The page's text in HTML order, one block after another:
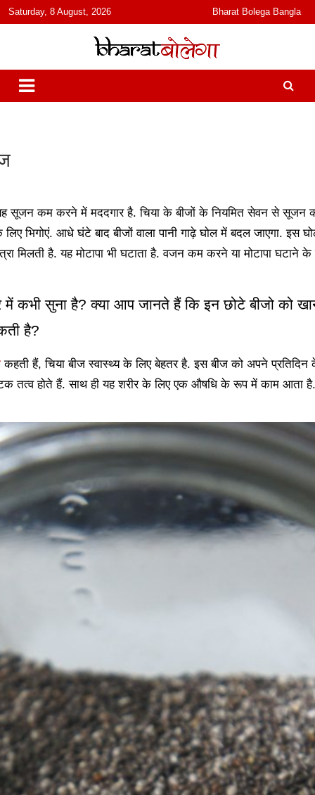
content
Saturday, 8 August, 2026 Bharat Bolega Bangla
भारत बोलेगा
हिंदी में समाचार, विचार, ऑडियो, वीडियो और फ़ीचर. भारत बोलेगा हिंदी न्यूज़ वेबसाइट
India: News, Views, Info, Trends & Podcast I जानकारी भी समझदारी भी
और पॉडकास्ट
कम करने में मददगार है. चिया के बीजों के नियमित सेवन से सूजन की
भिगोएं. आधे घंटे बाद बीजों वाला पानी गाढ़े घोल में बदल जाएगा. इस
मिलती है. यह मोटापा भी घटाता है. वजन कम करने या मोटापा घटाने
में कभी सुना है? क्या आप जानते हैं कि इन छोटे बीजो को
है?
कहती हैं, चिया बीज स्वास्थ्य के लिए बेहतर है. इस बीज को अपने
तत्व होते हैं. साथ ही यह शरीर के लिए एक औषधि के रूप में काम आता